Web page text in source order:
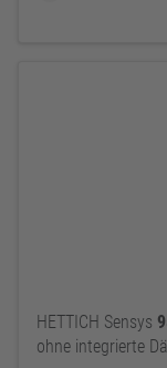
HETTICH Sensys
ohne integrierte